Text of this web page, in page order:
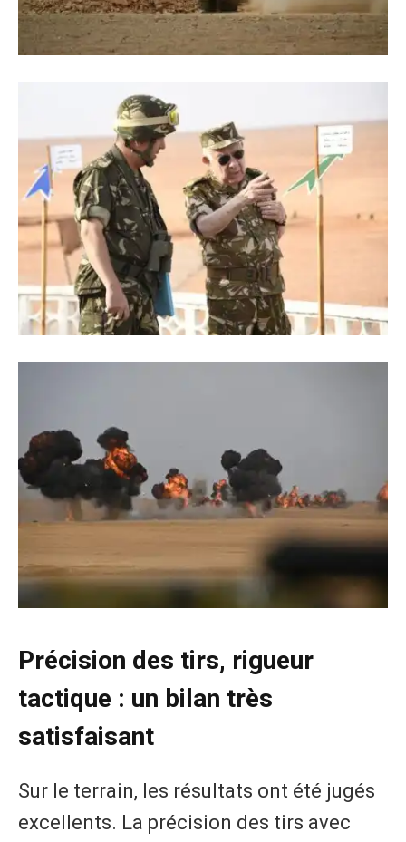
Précision des tirs, rigueur
tactique : un bilan très
satisfaisant
Sur le terrain, les résultats ont été jugés
excellents. La précision des tirs avec